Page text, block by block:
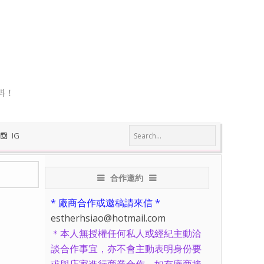
IG
合作邀約
* 廠商合作或邀稿請來信 *
estherhsiao@hotmail.com
＊本人無授權任何私人或經紀主動洽
談合作事宜，亦不會主動表明身份要